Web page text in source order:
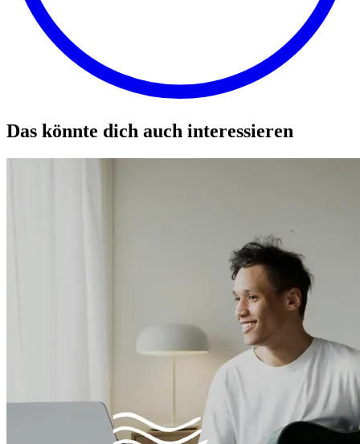
Das könnte dich auch interessieren